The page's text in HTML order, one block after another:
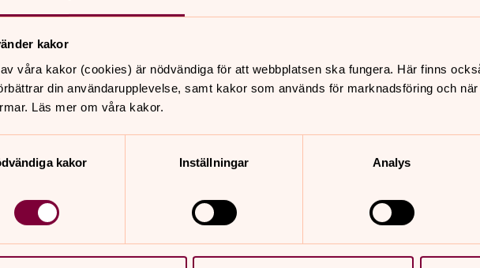
kakor
våra kakor (cookies) är nödvändiga för att webbplatsen ska fungera. Här finns
din användarupplevelse, samt kakor som används för marknadsföring och
Läs mer om våra kakor.
kakor
Inställningar Analys